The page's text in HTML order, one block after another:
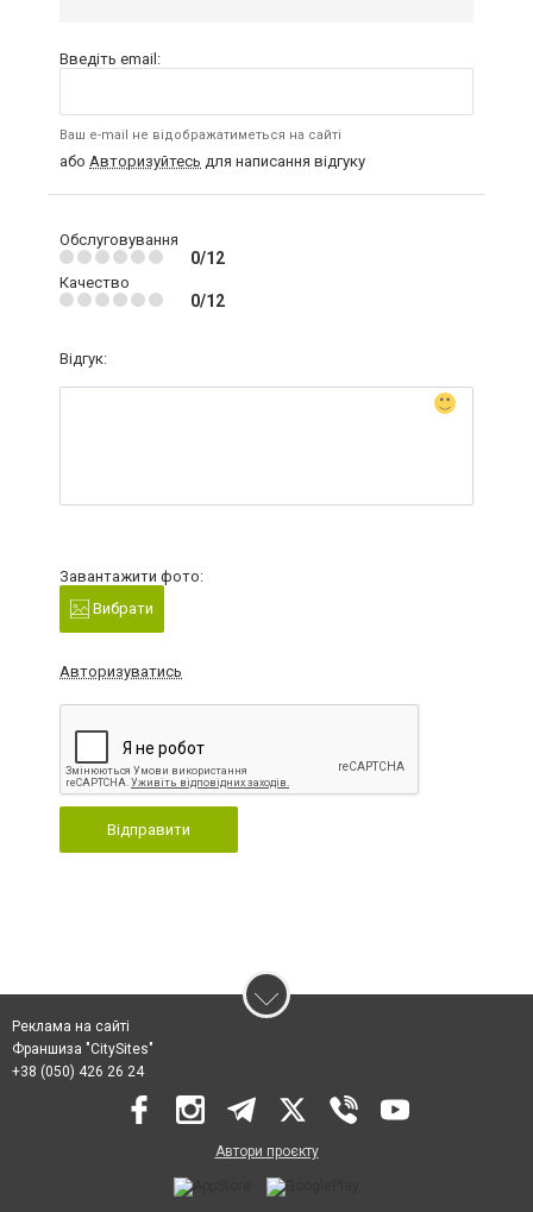
Введіть email:
Ваш e-mail не відображатиметься на сайті
або Авторизуйтесь для написання відгуку
Обслуговування
0/12
Качество
0/12
Відгук:
Завантажити фото:
Вибрати
Авторизуватись
Відправити
Реклама на сайті
Франшиза "CitySites"
+38 (050) 426 26 24
Автори проєкту